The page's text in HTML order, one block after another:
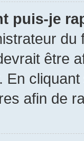
puis-je
être
En
afin de